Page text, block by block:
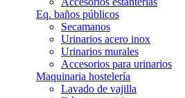
Eq. baños públicos
Secamanos
Urinarios acero inox
Urinarios murales
Accesorios para urinarios
Maquinaria hostelería
Lavado de vajilla